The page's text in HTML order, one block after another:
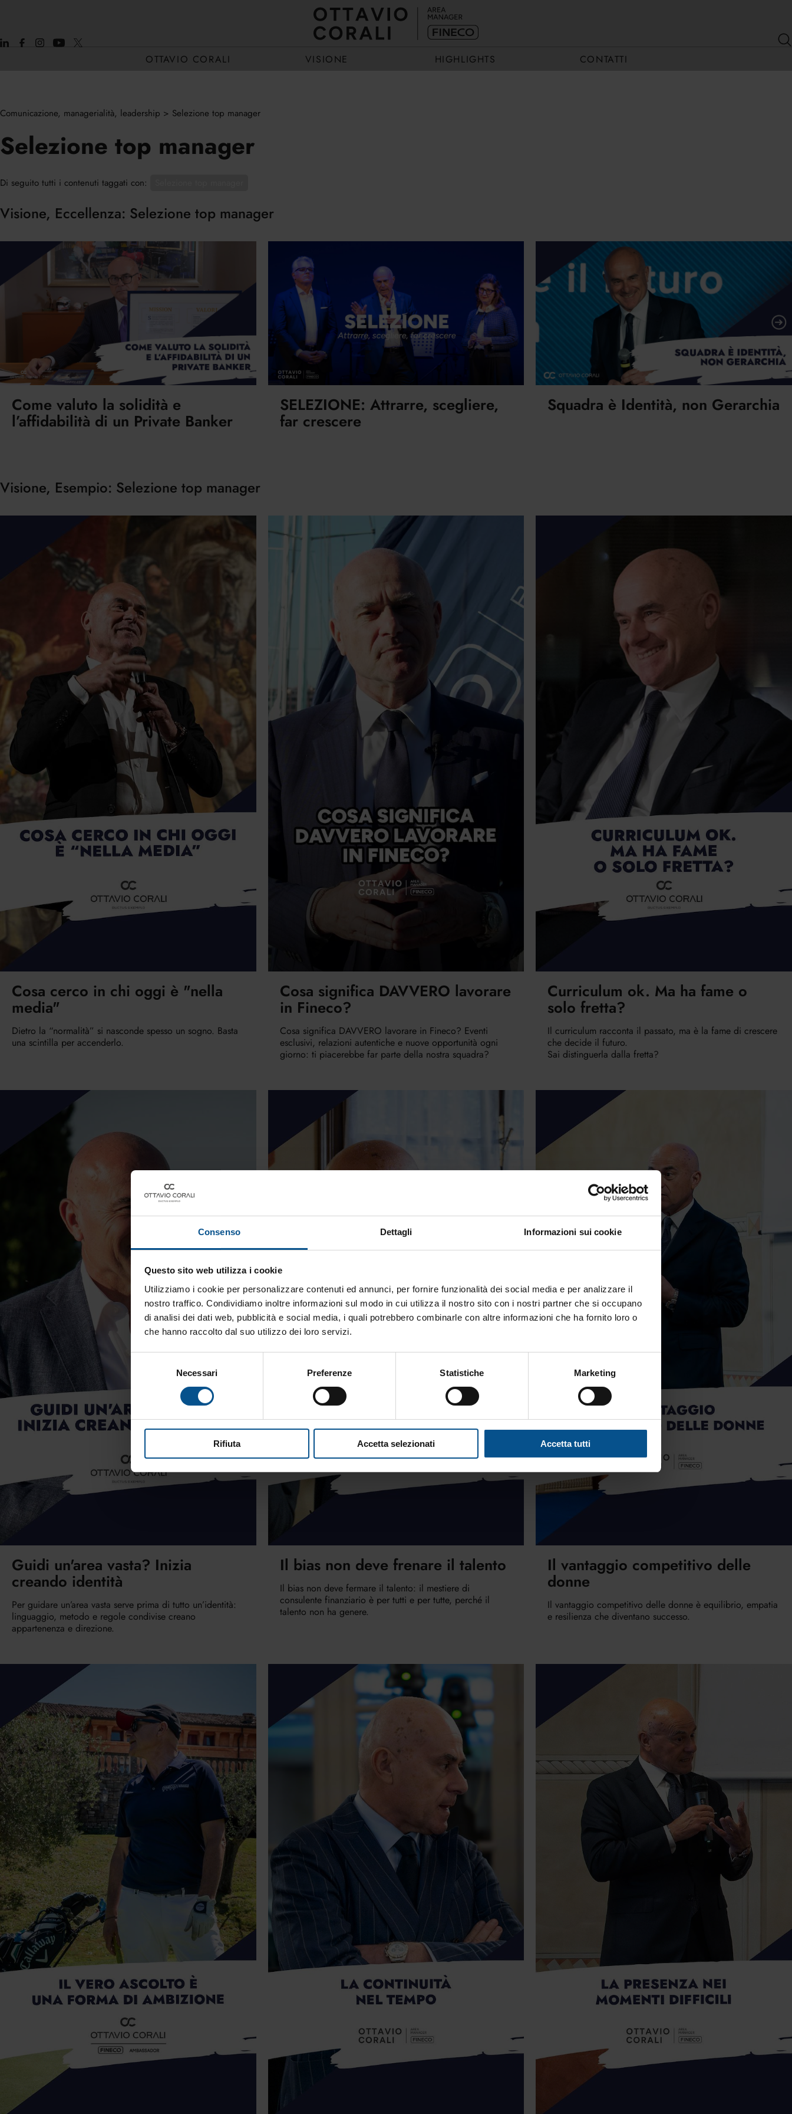
Consenso Dettagli Informazioni sui cookie
Questo sito web utilizza i cookie
Utilizziamo i cookie per personalizzare contenuti ed annunci, per fornire funzionalità dei social media e per analizzare il
nostro traffico. Condividiamo inoltre informazioni sul modo in cui utilizza il nostro sito con i nostri partner che si occupano
di analisi dei dati web, pubblicità e social media, i quali potrebbero combinarle con altre informazioni che ha fornito loro o
che hanno raccolto dal suo utilizzo dei loro servizi.
Necessari Preferenze Statistiche Marketing
Rifiuta Accetta selezionati Accetta tutti
OTTAVIO CORALI VISIONE HIGHLIGHTS CONTATTI
Comunicazione, managerialità, leadership > Selezione top manager
Selezione top manager
Di seguito tutti i contenuti taggati con:
Visione, Eccellenza: Selezione top manager
Come valuto la solidità e
l’affidabilità di un Private Banker
SELEZIONE: Attrarre, scegliere,
far crescere
Squadra è Identità, non Gerarchia
Visione, Esempio: Selezione top manager
Cosa cerco in chi oggi è "nella
media"
Dietro la “normalità” si nasconde spesso un sogno. Basta
una scintilla per accenderlo.
Cosa significa DAVVERO lavorare
in Fineco?
Cosa significa DAVVERO lavorare in Fineco? Eventi
esclusivi, relazioni autentiche e nuove opportunità ogni
giorno: ti piacerebbe far parte della nostra squadra?
Curriculum ok. Ma ha fame o
solo fretta?
Il curriculum racconta il passato, ma è la fame di crescere
che decide il futuro.
Sai distinguerla dalla fretta?
Guidi un'area vasta? Inizia
creando identità
Per guidare un’area vasta serve prima di tutto un’identità:
linguaggio, metodo e regole condivise creano
appartenenza e direzione.
Il bias non deve frenare il talento
Il bias non deve fermare il talento: il mestiere di
consulente finanziario è per tutti e per tutte, perché il
talento non ha genere.
Il vantaggio competitivo delle
donne
Il vantaggio competitivo delle donne è equilibrio, empatia
e resilienza che diventano successo.